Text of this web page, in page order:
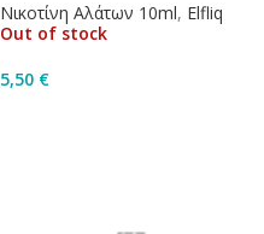
Νικοτίνη Αλάτων 10ml, Elfliq
Out of stock
5,50 €